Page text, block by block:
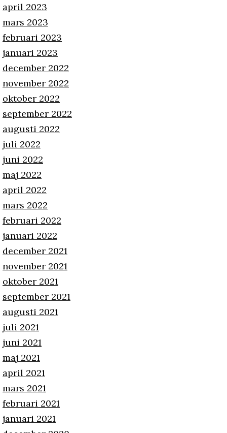
april 2023
mars 2023
februari 2023
januari 2023
december 2022
november 2022
oktober 2022
september 2022
augusti 2022
juli 2022
juni 2022
maj 2022
april 2022
mars 2022
februari 2022
januari 2022
december 2021
november 2021
oktober 2021
september 2021
augusti 2021
juli 2021
juni 2021
maj 2021
april 2021
mars 2021
februari 2021
januari 2021